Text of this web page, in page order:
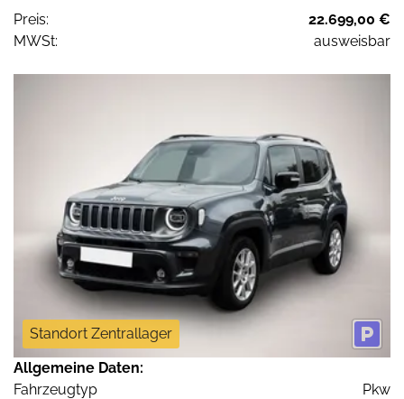
Preis:
22.699,00 €
MWSt:
ausweisbar
Standort Zentrallager
Allgemeine Daten:
Fahrzeugtyp
Pkw